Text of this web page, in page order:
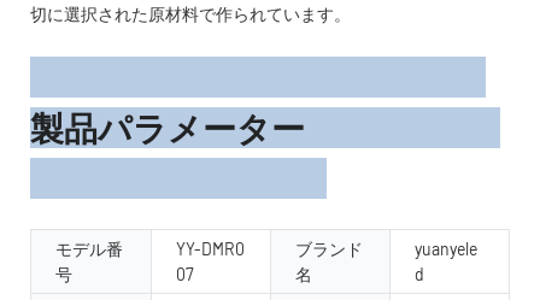
切に選択された原材料で作られています。
製品パラメーター
モデル番
号
YY-DMR0
07
ブランド
名
yuanyele
d